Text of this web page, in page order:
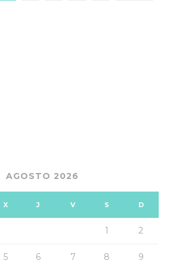
AGOSTO 2026
X J V S D
1 2
5 6 7 8 9